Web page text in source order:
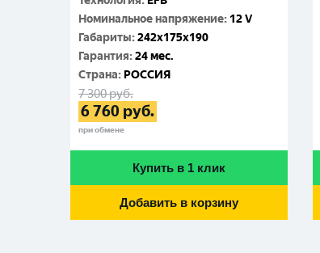
Номинальное напряжение: 12 V
Габариты:242x175x190
Гарантия:24 мес.
Cтрана: РОССИЯ
7 300руб.
6 760 руб.
при обмене
Купить в 1 клик
Добавить в корзину